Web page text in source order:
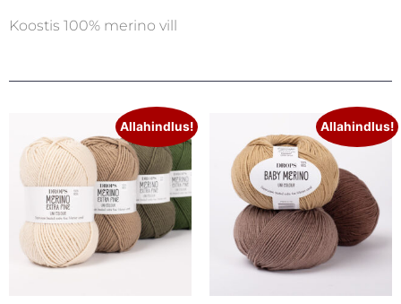
Koostis 100% merino vill
Allahindlus! Allahindlus!